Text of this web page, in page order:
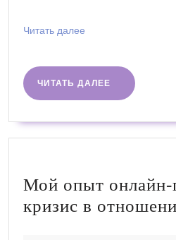
Читать далее
ЧИТАТЬ ДАЛЕЕ
ЧИТАТЬ
ДАЛЕЕ
Мой опыт онлайн-
кризис в